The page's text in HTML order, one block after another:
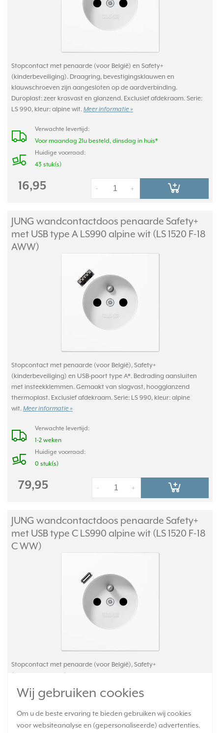
Wij gebruiken cookies
Om u de beste ervaring te bieden gebruiken wij cookies
voor websiteanalyse en (gepersonaliseerde) advertenties.
Stopcontact met penaarde (voor België) en Safety+
(kinderbeveiliging). Draagring, bevestigingsklauwen en
klauwschroeven zijn aangesloten op de aardverbinding.
Duroplast: zeer krasvast en glanzend. Exclusief afdekraam. Serie:
LS 990, kleur: alpine wit. Meer informatie »
Verwachte levertijd:
Voor maandag 21u besteld, dinsdag in huis*
Huidige voorraad:
43 stuk(s)
16,95 +
-
JUNG wandcontactdoos penaarde Safety+
met USB type A LS990 alpine wit (LS 1520 F-18
AWW)
Stopcontact met penaarde (voor België), Safety+
(kinderbeveiliging) en USB-poort type A*. Bedrading aansluiten
met insteekklemmen. Gemaakt van slagvast, hoogglanzend
thermoplast. Exclusief afdekraam. Serie: LS 990, kleur: alpine
wit. Meer informatie »
Verwachte levertijd:
1-2 weken
Huidige voorraad:
0 stuk(s)
79,95 +
-
JUNG wandcontactdoos penaarde Safety+
met USB type C LS990 alpine wit (LS 1520 F-18
C WW)
Stopcontact met penaarde (voor België), Safety+
(kinderbeveiliging) en USB-poort type C*. Bedrading aansluiten
thermoplast. Exclusief afdekraam. Serie: LS 990, kleur: alpine
Verwachte levertijd: